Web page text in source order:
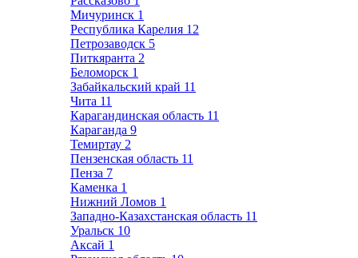
Мичуринск 1
Республика Карелия 12
Петрозаводск 5
Питкяранта 2
Беломорск 1
Забайкальский край 11
Чита 11
Карагандинская область 11
Караганда 9
Темиртау 2
Пензенская область 11
Пенза 7
Каменка 1
Нижний Ломов 1
Западно-Казахстанская область 11
Уральск 10
Аксай 1